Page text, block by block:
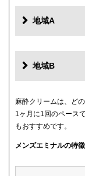
地域A
地域B
麻酔クリームは、ど
1ヶ月に1回のペース
もおすすめです。
メンズエミナルの特徴